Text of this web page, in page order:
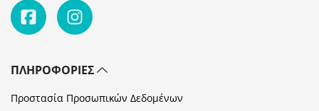
ΠΛΗΡΟΦΟΡΊΕΣ
Προστασία Προσωπικών Δεδομένων